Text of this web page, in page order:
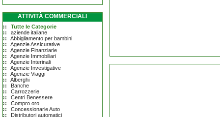
ATTIVITÀ COMMERCIALI
Tutte le Categorie
aziende italiane
Abbigliamento per bambini
Agenzie Assicurative
Agenzie Finanziarie
Agenzie Immobiliari
Agenzie Interinali
Agenzie Investigative
Agenzie Viaggi
Alberghi
Banche
Carrozzerie
Centri Benessere
Compro oro
Concessionarie Auto
Distributori automatici